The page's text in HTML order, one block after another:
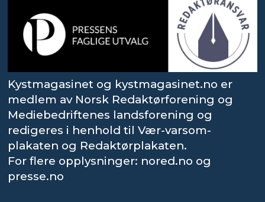
Kystmagasinet og kystmagasinet.no er
medlem av Norsk Redaktørforening og
Mediebedriftenes landsforening og
redigeres i henhold til Vær-varsom-
plakaten og Redaktørplakaten.
For flere opplysninger: nored.no og
presse.no